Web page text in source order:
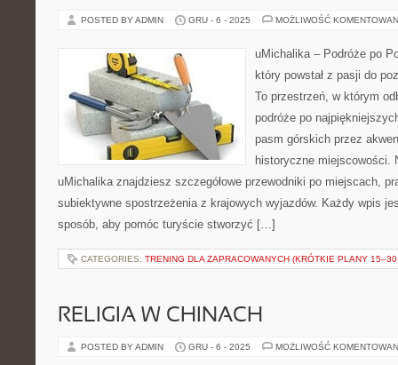
POSTED BY ADMIN GRU - 6 - 2025 MOŻLIWOŚĆ
uMichalika – Podróże po
który powstał z pasji do
To przestrzeń, w którym
podróże po
pasm górskich przez
historyczne miejscowości.
uMichalika znajdziesz szczegółowe przewodniki po miejscach,
subiektywne spostrzeżenia z krajowych wyjazdów. Każdy wpis
sposób, aby pomóc turyście stworzyć […]
CATEGORIES: TRENING DLA ZAPRACOWANYCH (KRÓTKIE PLANY
RELIGIA W CHINACH
POSTED BY ADMIN GRU - 6 - 2025 MOŻLIWOŚĆ